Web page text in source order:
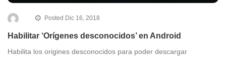
Posted Dic 16, 2018
Habilitar ‘Orígenes desconocidos’ en Android
Habilita los origines desconocidos para poder descargar